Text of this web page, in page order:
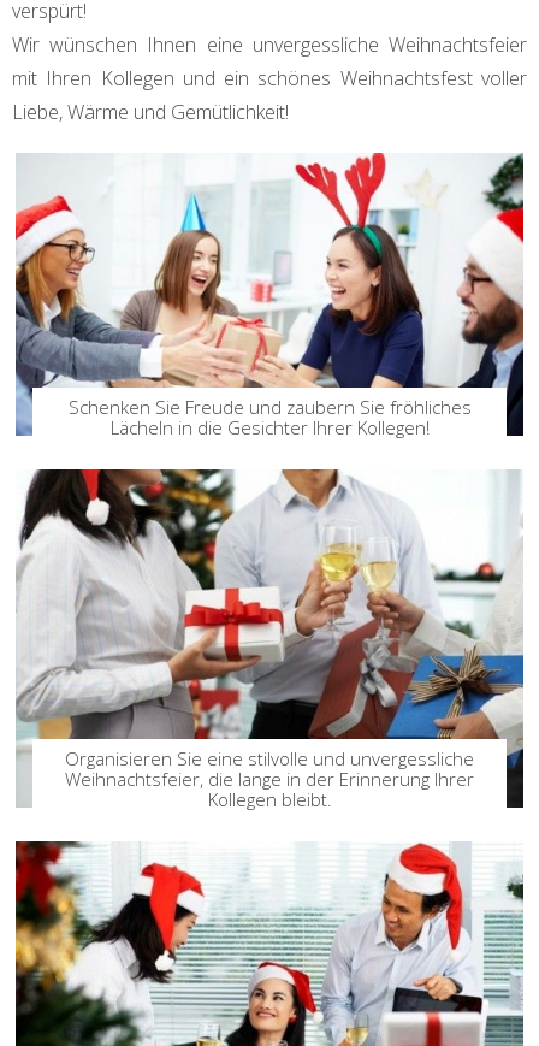
verspürt!
Wir wünschen Ihnen eine unvergessliche Weihnachtsfeier
mit Ihren Kollegen und ein schönes Weihnachtsfest voller
Liebe, Wärme und Gemütlichkeit!
Schenken Sie Freude und zaubern Sie fröhliches
Lächeln in die Gesichter Ihrer Kollegen!
Organisieren Sie eine stilvolle und unvergessliche
Weihnachtsfeier, die lange in der Erinnerung Ihrer
Kollegen bleibt.